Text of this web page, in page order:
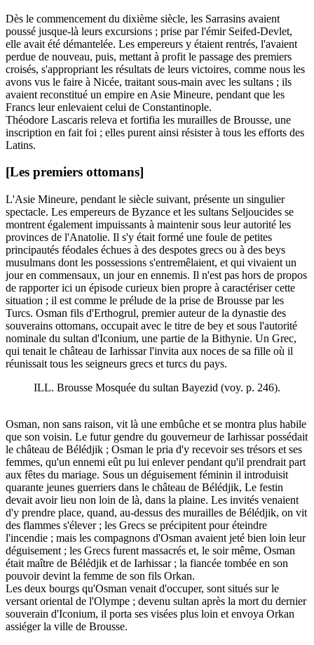
Dès le commencement du dixième siècle, les Sarrasins avaient
poussé jusque-là leurs excursions ; prise par l'émir Seifed-Devlet,
elle avait été démantelée. Les empereurs y étaient rentrés, l'avaient
perdue de nouveau, puis, mettant à profit le passage des premiers
croisés, s'appropriant les résultats de leurs victoires, comme nous les
avons vus le faire à Nicée, traitant sous-main avec les sultans ; ils
avaient reconstitué un empire en Asie Mineure, pendant que les
Francs leur enlevaient celui de Constantinople.
Théodore Lascaris releva et fortifia les murailles de Brousse, une
inscription en fait foi ; elles purent ainsi résister à tous les efforts des
Latins.
[Les premiers ottomans]
L'Asie Mineure, pendant le siècle suivant, présente un singulier
spectacle. Les empereurs de Byzance et les sultans Seljoucides se
montrent également impuissants à maintenir sous leur autorité les
provinces de l'Anatolie. Il s'y était formé une foule de petites
principautés féodales échues à des despotes grecs ou à des beys
musulmans dont les possessions s'entremêlaient, et qui vivaient un
jour en commensaux, un jour en ennemis. Il n'est pas hors de propos
de rapporter ici un épisode curieux bien propre à caractériser cette
situation ; il est comme le prélude de la prise de Brousse par les
Turcs. Osman fils d'Erthogrul, premier auteur de la dynastie des
souverains ottomans, occupait avec le titre de bey et sous l'autorité
nominale du sultan d'Iconium, une partie de la Bithynie. Un Grec,
qui tenait le château de Iarhissar l'invita aux noces de sa fille où il
réunissait tous les seigneurs grecs et turcs du pays.
ILL. Brousse Mosquée du sultan Bayezid (voy. p. 246).
Osman, non sans raison, vit là une embûche et se montra plus habile
que son voisin. Le futur gendre du gouverneur de Iarhissar possédait
le château de Bélédjik ; Osman le pria d'y recevoir ses trésors et ses
femmes, qu'un ennemi eût pu lui enlever pendant qu'il prendrait part
aux fêtes du mariage. Sous un déguisement féminin il introduisit
quarante jeunes guerriers dans le château de Bélédjik, Le festin
devait avoir lieu non loin de là, dans la plaine. Les invités venaient
d'y prendre place, quand, au-dessus des murailles de Bélédjik, on vit
des flammes s'élever ; les Grecs se précipitent pour éteindre
l'incendie ; mais les compagnons d'Osman avaient jeté bien loin leur
déguisement ; les Grecs furent massacrés et, le soir même, Osman
était maître de Bélédjik et de Iarhissar ; la fiancée tombée en son
pouvoir devint la femme de son fils Orkan.
Les deux bourgs qu'Osman venait d'occuper, sont situés sur le
versant oriental de l'Olympe ; devenu sultan après la mort du dernier
souverain d'Iconium, il porta ses visées plus loin et envoya Orkan
assiéger la ville de Brousse.